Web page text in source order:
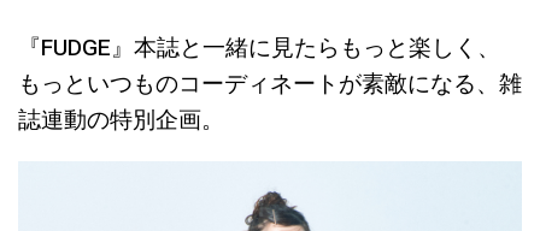
『FUDGE』本誌と一緒に見たらもっと楽しく、
もっといつものコーディネートが素敵になる、雑
誌連動の特別企画。